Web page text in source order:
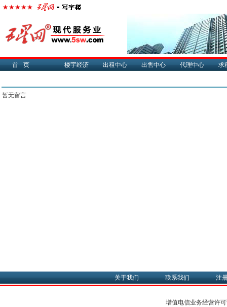
首页 楼宇经济 出租中心 出售中心 代理中心 求
暂无留言
关于我们 联系我们 注
增值电信业务经营许